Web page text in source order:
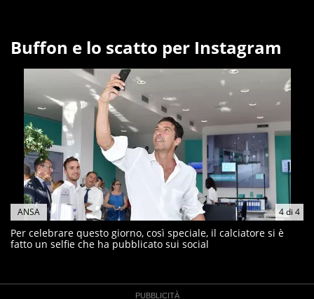
Buffon e lo scatto per Instagram
4di 4
ANSA
Per celebrare questo giorno, così speciale, il calciatore si è
fatto un selfie che ha pubblicato sui social